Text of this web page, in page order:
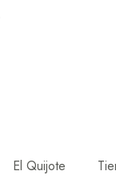
El Quijote